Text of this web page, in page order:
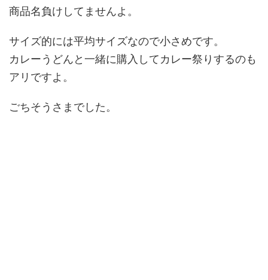
商品名負けしてませんよ。
サイズ的には平均サイズなので小さめです。
カレーうどんと一緒に購入してカレー祭りするのも
アリですよ。
ごちそうさまでした。